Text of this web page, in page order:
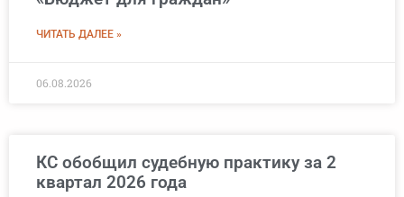
ЧИТАТЬ ДАЛЕЕ »
06.08.2026
КС обобщил судебную практику за 2
квартал 2026 года